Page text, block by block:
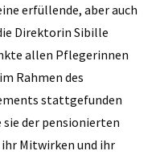
erfüllende, aber auch
Direktorin Sibille
allen Pflegerinnen
Rahmen des
stattgefunden
der pensionierten
Mitwirken und ihr